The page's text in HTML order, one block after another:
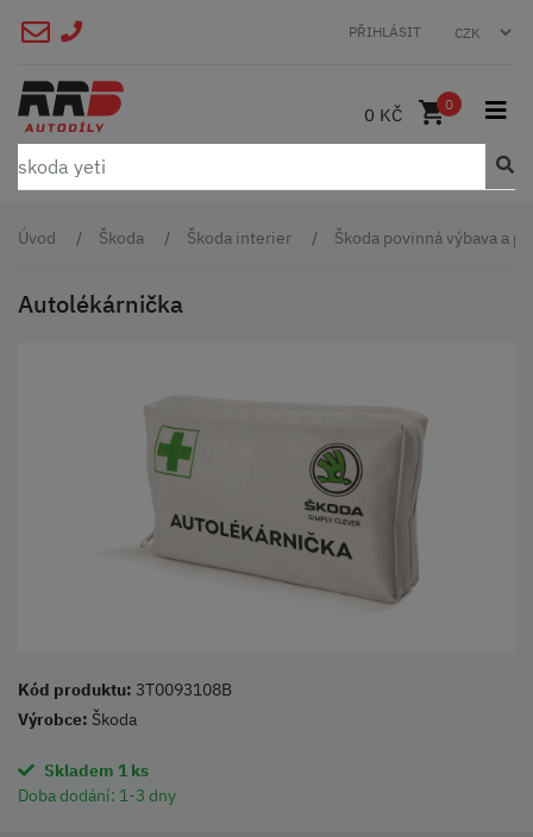
PŘIHLÁSIT
0 KČ 0
Úvod Škoda Škoda interier Škoda povinná výbava a
Autolékárnička
Kód produktu: 3T0093108B
Výrobce: Škoda
Skladem 1 ks
Doba dodání: 1-3 dny